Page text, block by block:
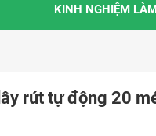
KINH NGHIỆM
rút tự động 20